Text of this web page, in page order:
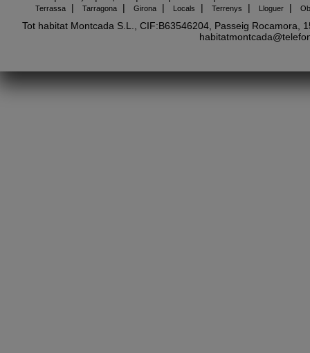
Terrassa
| Tarragona | Girona | Locals | Terrenys | Lloguer |
Tot habitat Montcada S.L., CIF:B63546204, Passeig Rocamora,